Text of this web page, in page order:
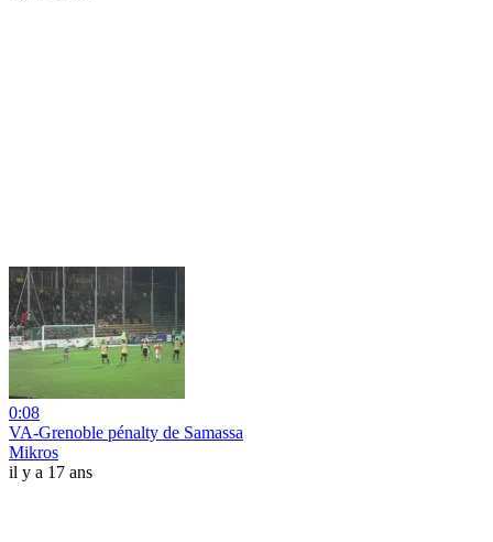
0:08
VA-Grenoble pénalty de Samassa
Mikros
il y a 17 ans